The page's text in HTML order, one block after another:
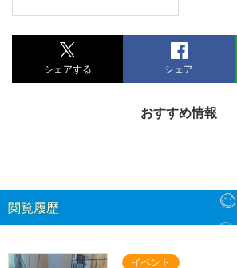
シェアする シェア
おすすめ情報
閲覧履歴